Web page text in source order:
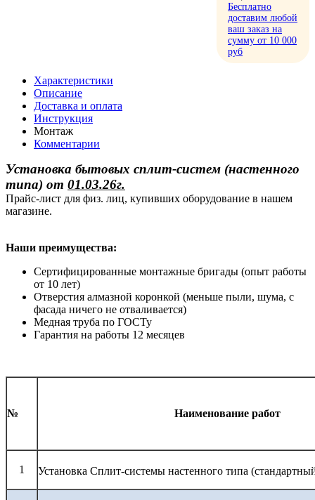
Бесплатно
доставим любой
ваш заказ на
сумму от 10 000
руб
Характеристики
Описание
Доставка и оплата
Инструкция
Монтаж
Комментарии
Установка бытовых сплит-систем (настенного
типа) от 01.03.26г.
Прайс-лист для физ. лиц, купивших оборудование в нашем
магазине.
Наши преимущества:
Сертифицированные монтажные бригады (опыт работы
от 10 лет)
Отверстия алмазной коронкой (меньше пыли, шума, с
фасада ничего не отваливается)
Медная труба по ГОСТу
Гарантия на работы 12 месяцев
№ Наименование работ
1 Установка Сплит-системы настенного типа